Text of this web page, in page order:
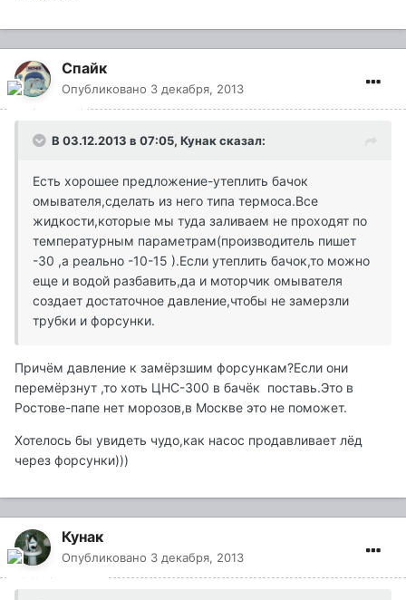
Спайк
Опубликовано 3 декабря, 2013
В 03.12.2013 в 07:05, Кунак сказал:
Есть хорошее предложение-утеплить бачок
омывателя,сделать из него типа термоса.Все
жидкости,которые мы туда заливаем не проходят по
температурным параметрам(производитель пишет
-30 ,а реально -10-15 ).Если утеплить бачок,то можно
еще и водой разбавить,да и моторчик омывателя
создает достаточное давление,чтобы не замерзли
трубки и форсунки.
Причём давление к замёрзшим форсункам?Если они
перемёрзнут ,то хоть ЦНС-300 в бачёк поставь.Это в
Ростове-папе нет морозов,в Москве это не поможет.
Хотелось бы увидеть чудо,как насос продавливает лёд
через форсунки)))
Кунак
Опубликовано 3 декабря, 2013